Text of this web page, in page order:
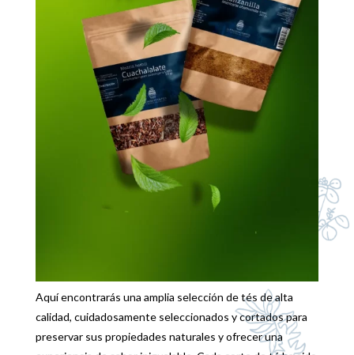
Aquí encontrarás una amplia selección de tés de alta
calidad, cuidadosamente seleccionados y cortados para
preservar sus propiedades naturales y ofrecer una